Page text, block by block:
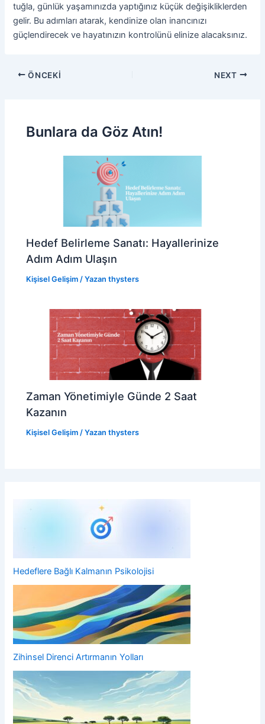
tuğla, günlük yaşamınızda yaptığınız küçük değişikliklerden
gelir. Bu adımları atarak, kendinize olan inancınızı
güçlendirecek ve hayatınızın kontrolünü elinize alacaksınız.
ÖNCEKI NEXT
Bunlara da Göz Atın!
Hedef Belirleme Sanatı: Hayallerinize
Adım Adım Ulaşın
Kişisel Gelişim / Yazan thysters
Zaman Yönetimiyle Günde 2 Saat
Kazanın
Kişisel Gelişim / Yazan thysters
Hedeflere Bağlı Kalmanın Psikolojisi
Zihinsel Direnci Artırmanın Yolları